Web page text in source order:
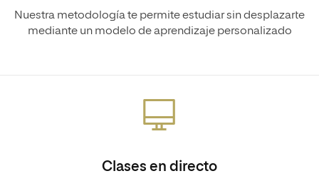
Nuestra metodología te permite estudiar sin desplazarte
mediante un modelo de aprendizaje personalizado
Clases en directo